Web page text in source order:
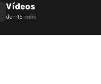
Vídeos
de ~15 min